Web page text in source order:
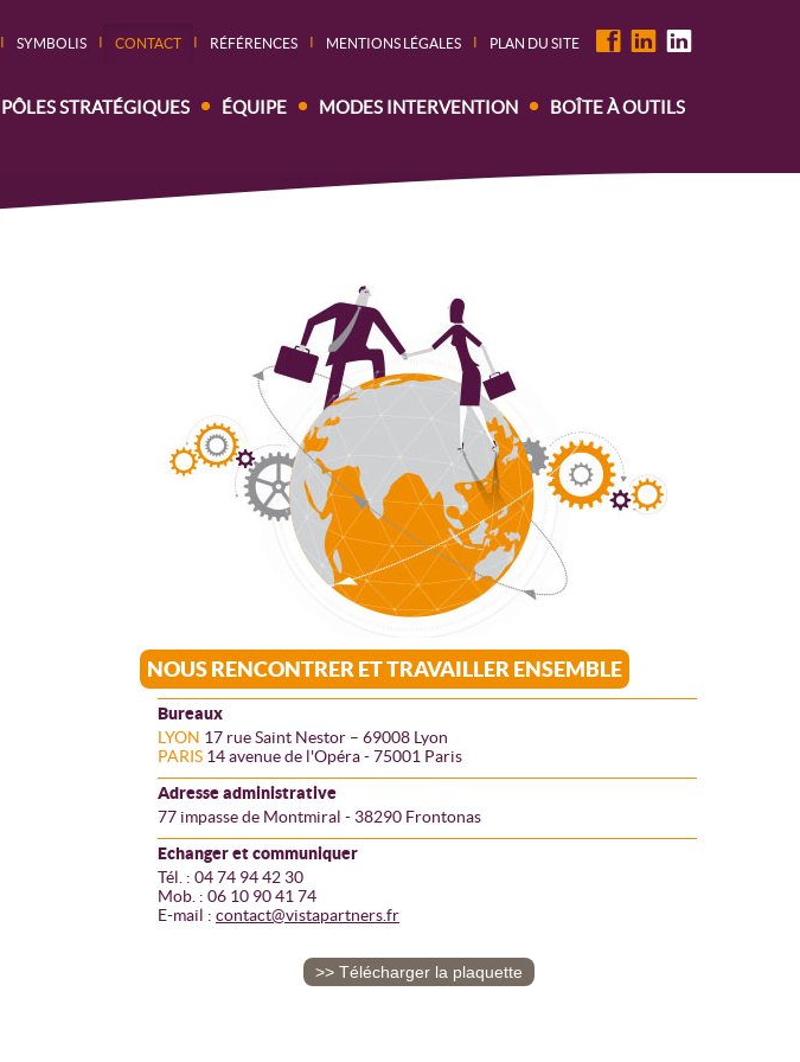
I SYMBOLIS I CONTACT I RÉFÉRENCES I MENTIONS LÉGALES I PLAN DU SITE
PÔLES STRATÉGIQUES ÉQUIPE MODES INTERVENTION BOÎTE À OUTILS
NOUS RENCONTRER ET TRAVAILLER ENSEMBLE
Bureaux
LYON 17 rue Saint Nestor – 69008 Lyon
PARIS 14 avenue de l'Opéra - 75001 Paris
Adresse administrative
77 impasse de Montmiral - 38290 Frontonas
Echanger et communiquer
Tél. : 04 74 94 42 30
Mob. : 06 10 90 41 74
E-mail : contact@vistapartners.fr
>> Télécharger la plaquette